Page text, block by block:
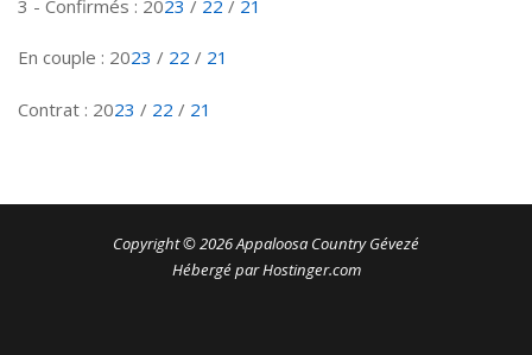
3 - Confirmés : 2023 / 22 / 21
En couple : 2023 / 22 / 21
Contrat : 2023 / 22 / 21
Copyright © 2026 Appaloosa Country Gévezé
Hébergé par Hostinger.com